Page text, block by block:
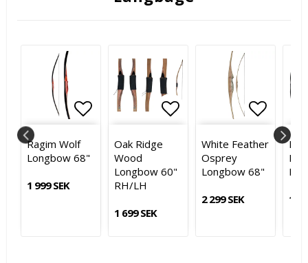
till i favoritlistan
till i favoritlistan
Lägg till i favoritlistan
Lägg till i favoritlistan
Ragim Wolf
Longbow 68"
1 999 SEK
Lägg till i
Oak Ridge
Wood
Longbow 60"
RH/LH
1 699 SEK
Lägg
Lägg
White Feather
Osprey
Longbow 68"
2 299 SEK
1